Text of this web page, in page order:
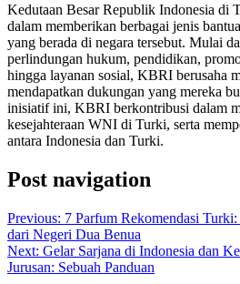
Kedutaan Besar Republik Indonesia di
dalam memberikan berbagai jenis
yang berada di negara tersebut. Mulai
perlindungan hukum, pendidikan,
hingga layanan sosial, KBRI berusaha
mendapatkan dukungan yang mereka
inisiatif ini, KBRI berkontribusi dalam
kesejahteraan WNI di Turki, serta
antara Indonesia dan Turki.
Post navigation
Previous: 7 Parfum Rekomendasi
dari Negeri Dua Benua
Next: Gelar Sarjana di Indonesia dan
Jurusan: Sebuah Panduan